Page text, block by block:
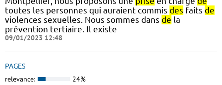
toutes les personnes qui auraient commis des faits de
violences sexuelles. Nous sommes dans de la
prévention tertiaire. Il existe
09/01/2023 12:48
PAGES
relevance: 24%